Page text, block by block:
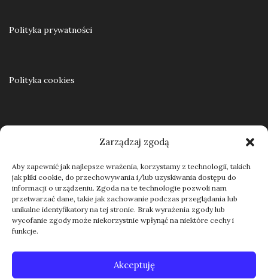
Zarządzaj zgodą
Aby zapewnić jak najlepsze wrażenia, korzystamy z technologii, takich
jak pliki cookie, do przechowywania i/lub uzyskiwania dostępu do
informacji o urządzeniu. Zgoda na te technologie pozwoli nam
przetwarzać dane, takie jak zachowanie podczas przeglądania lub
unikalne identyfikatory na tej stronie. Brak wyrażenia zgody lub
wycofanie zgody może niekorzystnie wpłynąć na niektóre cechy i
funkcje.
Akceptuję
Dodaj do koszyka
Polityka prywatności
Polityka cookies
Kontakt